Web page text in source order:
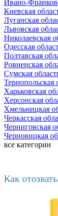
Ивано-
Киевская
Луганская
Львовская
Николаевская
Одесская
Полтавская
Ровненская
Сумская
Тернопольская
Харьковская
Херсонская
Хмельницкая
Черкасская
Черниговская
Черновицкая
все категории
Как